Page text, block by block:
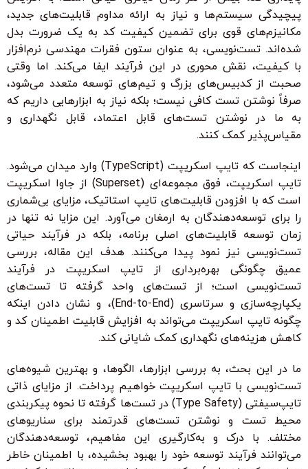
پیچیدگی سیستم‌ها و نیاز به ارائه مداوم قابلیت‌های جدید،
مکانیزم‌های قوی برای تضمین کیفیت کد به یک ضرورت بدل
شده‌اند. تست‌نویسی، به عنوان ستون فقرات مهندسی نرم‌افزار
با کیفیت، نقش محوری در این فرآیند ایفا می‌کند. اما وقتی
صحبت از کدبیس‌های بزرگ و تیم‌های توسعه متعدد می‌شود،
صرفاً نوشتن تست کافی نیست؛ بلکه نیاز به ابزارهایی داریم که
به ما در نوشتن تست‌های قابل اعتماد، قابل نگهداری و
مقیاس‌پذیر کمک کنند.
اینجاست که تایپ اسکریپت (TypeScript) وارد میدان می‌شود.
تایپ اسکریپت، فوق مجموعه‌ای (Superset) از جاوا اسکریپت
است که با افزودن قابلیت‌های تایپ استاتیک، مزایای بی‌شماری
را برای توسعه‌دهندگان به ارمغان می‌آورد. این مزایا نه تنها در
زمان توسعه قابلیت‌های اصلی برنامه، بلکه در فرآیند حیاتی
تست‌نویسی نیز نمود پیدا می‌کنند. هدف این مقاله، بررسی
عمیق چگونگی بهره‌برداری از تایپ اسکریپت در فرآیند
تست‌نویسی است؛ از تست‌های واحد گرفته تا تست‌های
یکپارچه‌سازی و سرتاسری (End-to-End)، و نشان دادن اینکه
چگونه تایپ اسکریپت می‌تواند به افزایش قابلیت اطمینان کد و
کاهش هزینه‌های نگهداری کمک شایانی کند.
ما در این بحث، به بررسی ابزارها، الگوها، و بهترین شیوه‌های
تست‌نویسی با تایپ اسکریپت خواهیم پرداخت. از مزایای ذاتی
تایپ‌سیفتی (Type Safety) در تست‌ها گرفته تا نحوه پیکربندی
محیط تست و نوشتن تست‌های قدرتمند برای سناریوهای
مختلف. با درک و به‌کارگیری این مفاهیم، توسعه‌دهندگان
می‌توانند فرآیند توسعه خود را بهبود بخشیده، با اطمینان خاطر